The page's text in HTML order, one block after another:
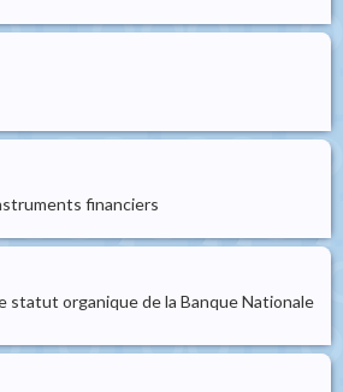
financiers
statut organique de la Banque Nationale